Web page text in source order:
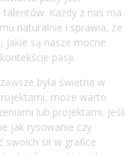
Każdy z nas ma
naturalnie i sprawia, że
jakie są nasze mocne
pasji.
była świetna w
może warto
lub projektami. Jeśli
jak rysowanie czy
sił w grafice